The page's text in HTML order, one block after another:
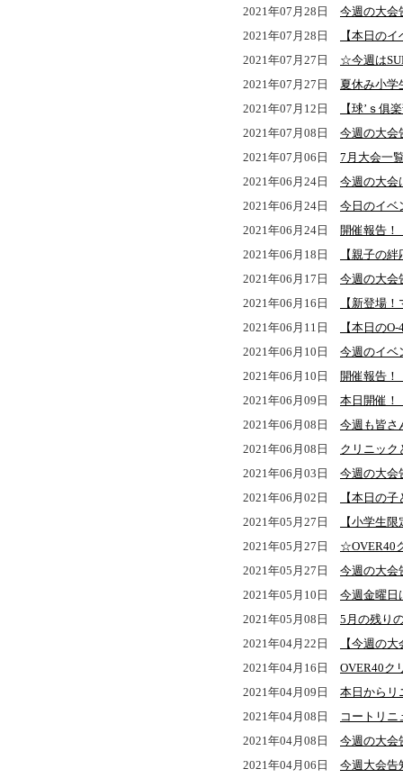
2021年07月28日 今週の大会
2021年07月28日
【本日の
2021年07月27日 ☆今週は
2021年07月27日 夏休み小学
2021年07月12日
【球’ｓ俱
2021年07月08日 今週の大会
2021年07月06日 7月大会一
2021年06月24日 今週の大会
2021年06月24日 今日のイベ
2021年06月24日 開催報告！
2021年06月18日
【親子の
2021年06月17日 今週の大会
2021年06月16日
【新登場
2021年06月11日
【本日の
2021年06月10日 今週のイベ
2021年06月10日 開催報告！
2021年06月09日 本日開催！
2021年06月08日 今週も皆さ
2021年06月08日 クリニック
2021年06月03日 今週の大会
2021年06月02日
【本日の
2021年05月27日
【小学生
2021年05月27日 ☆OVER40
2021年05月27日 今週の大会
2021年05月10日 今週金曜日
2021年05月08日 5月の残り
2021年04月22日
【今週の
2021年04月16日 OVER40ク
2021年04月09日 本日からリ
2021年04月08日
コートリ
2021年04月08日 今週の大会
2021年04月06日 今週大会告